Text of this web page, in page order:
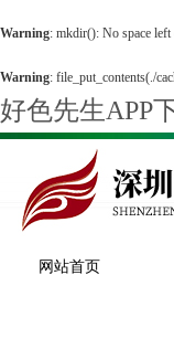
Warning: mkdir(): No space left
Warning: file_put_contents(./
好色先生APP
网站首页